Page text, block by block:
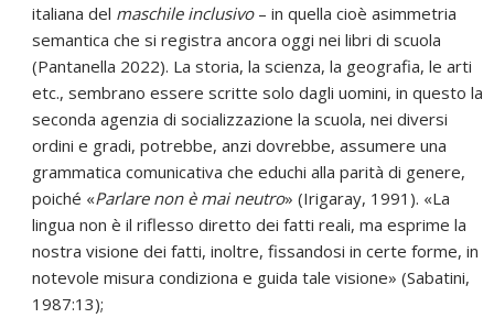
italiana del maschile inclusivo – in quella cioè asimmetria
semantica che si registra ancora oggi nei libri di scuola
(Pantanella 2022). La storia, la scienza, la geografia, le arti
etc., sembrano essere scritte solo dagli uomini, in questo la
seconda agenzia di socializzazione la scuola, nei diversi
ordini e gradi, potrebbe, anzi dovrebbe, assumere una
grammatica comunicativa che educhi alla parità di genere,
poiché «Parlare non è mai neutro» (Irigaray, 1991). «La
lingua non è il riflesso diretto dei fatti reali, ma esprime la
nostra visione dei fatti, inoltre, fissandosi in certe forme, in
notevole misura condiziona e guida tale visione» (Sabatini,
1987:13);